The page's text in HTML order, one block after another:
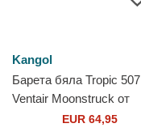
Kangol
Барета бяла Tropic 507
Ventair Moonstruck от
EUR 64,95